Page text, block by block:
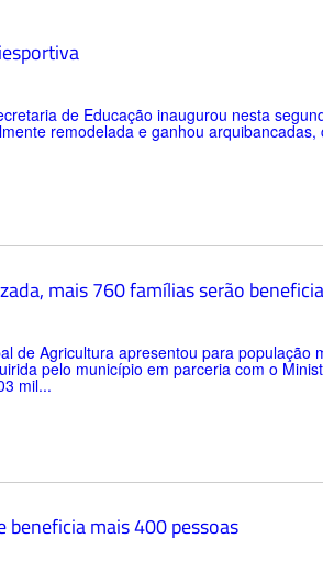
de Educação inaugurou nesta
remodelada e ganhou
mais 760 famílias serão
de Agricultura apresentou para população
pelo município em parceria com o
mil...
mais 400 pessoas